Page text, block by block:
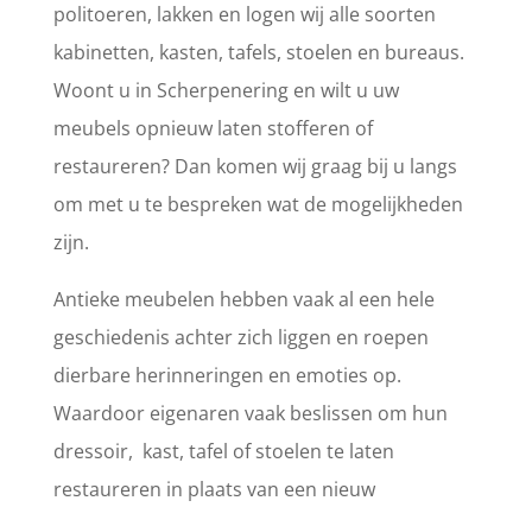
politoeren, lakken en logen wij alle soorten
kabinetten, kasten, tafels, stoelen en bureaus.
Woont u in Scherpenering en wilt u uw
meubels opnieuw laten stofferen of
restaureren? Dan komen wij graag bij u langs
om met u te bespreken wat de mogelijkheden
zijn.
Antieke meubelen hebben vaak al een hele
geschiedenis achter zich liggen en roepen
dierbare herinneringen en emoties op.
Waardoor eigenaren vaak beslissen om hun
dressoir, kast, tafel of stoelen te laten
restaureren in plaats van een nieuw